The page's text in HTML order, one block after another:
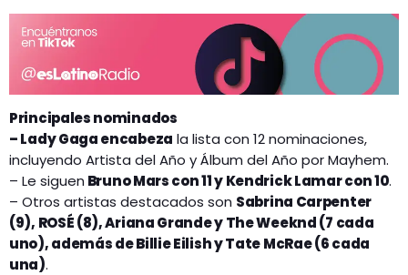
Principales nominados
– Lady Gaga encabeza la lista con 12 nominaciones,
incluyendo Artista del Año y Álbum del Año por Mayhem.
– Le siguen Bruno Mars con 11 y Kendrick Lamar con 10.
– Otros artistas destacados son Sabrina Carpenter
(9), ROSÉ (8), Ariana Grande y The Weeknd (7 cada
uno), además de Billie Eilish y Tate McRae (6 cada
una).